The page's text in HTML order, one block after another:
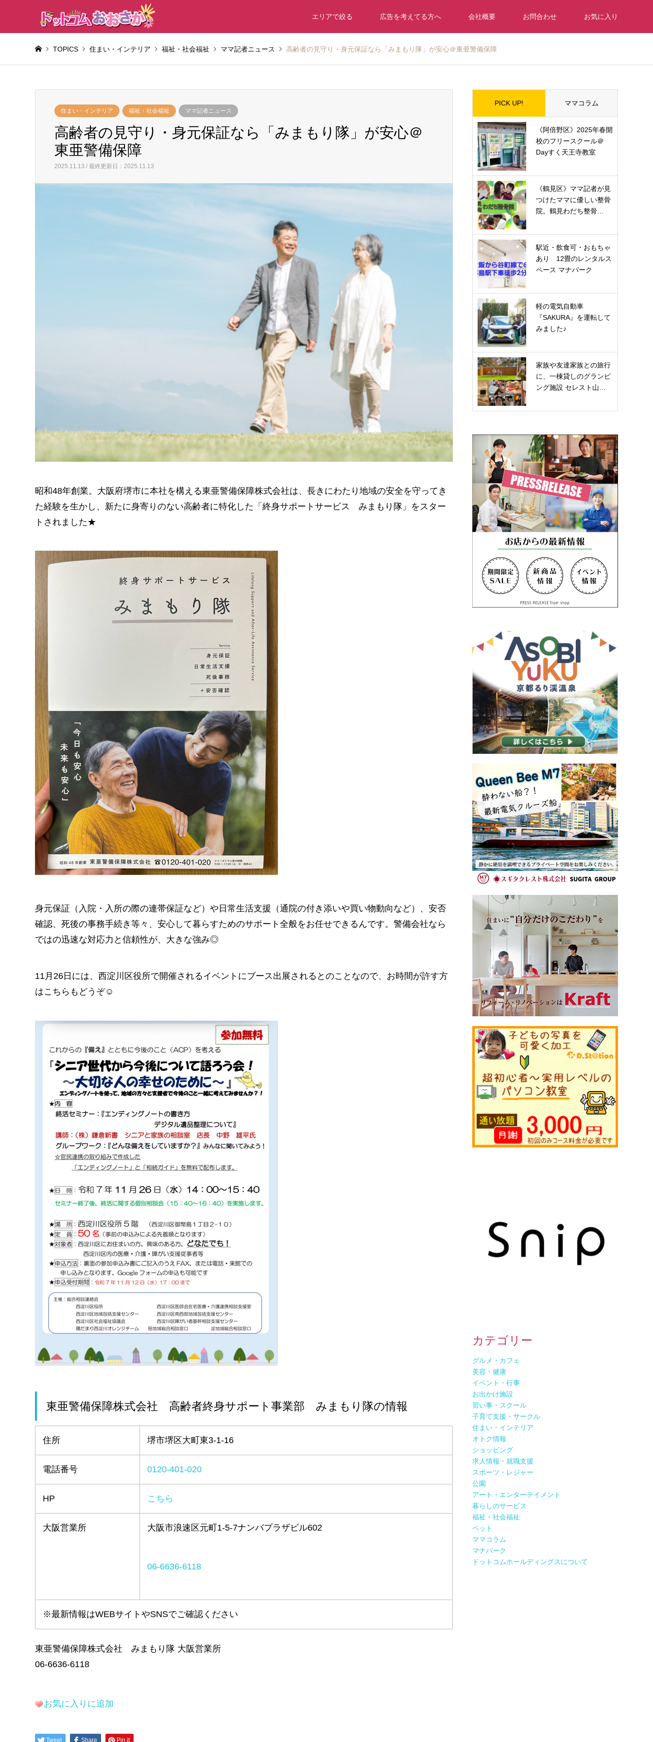
エリアで絞る 広告を考えてる方へ 会社概要 お問合わせ お気に入り
TOPICS 住まい・インテリア 福祉・社会福祉 ママ記者ニュース 高齢者の見守り・身元保証なら「みまもり隊」が安心＠東亜警備保障
住まい・インテリア 福祉・社会福祉 ママ記者ニュース
高齢者の見守り・身元保証なら「みまもり隊」が安心＠
東亜警備保障
2025.11.13 / 最終更新日：2025.11.13
昭和48年創業。大阪府堺市に本社を構える東亜警備保障株式会社は、長きにわたり地域の安全を守ってき
た経験を生かし、新たに身寄りのない高齢者に特化した「終身サポートサービス みまもり隊」をスター
トされました★
身元保証（入院・入所の際の連帯保証など）や日常生活支援（通院の付き添いや買い物動向など）、安否
確認、死後の事務手続き等々、安心して暮らすためのサポート全般をお任せできるんです。警備会社なら
ではの迅速な対応力と信頼性が、大きな強み◎
11月26日には、西淀川区役所で開催されるイベントにブース出展されるとのことなので、お時間が許す方
はこちらもどうぞ☺
東亜警備保障株式会社 高齢者終身サポート事業部 みまもり隊の情報
住所 堺市堺区大町東3-1‐16
電話番号 0120‐401-020
HP こちら
大阪営業所 大阪市浪速区元町1‐5‐7ナンバプラザビル602
06-6636-6118
※最新情報はWEBサイトやSNSでご確認ください
東亜警備保障株式会社 みまもり隊 大阪営業所
06-6636-6118
お気に入りに追加
Tweet Share Pin it
PICK UP! ママコラム
《阿倍野区》2025年春開
校のフリースクール＠
Dayすく天王寺教室
《鶴見区》ママ記者が見
つけたママに優しい整骨
院。鶴見わだち整骨…
駅近・飲食可・おもちゃ
あり 12畳のレンタルス
ペース マナパーク
軽の電気自動車
『SAKURA』を運転して
みました♪
家族や友達家族との旅行
に、一棟貸しのグランピ
ング施設 セレスト山…
カテゴリー
グルメ・カフェ
美容・健康
イベント・行事
お出かけ施設
習い事・スクール
子育て支援・サークル
住まい・インテリア
オトク情報
ショッピング
求人情報・就職支援
スポーツ・レジャー
公園
アート・エンターテイメント
暮らしのサービス
福祉・社会福祉
ペット
ママコラム
マナパーク
ドットコムホールディングスについて